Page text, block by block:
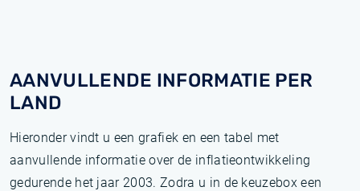
AANVULLENDE INFORMATIE PER
LAND
Hieronder vindt u een grafiek en een tabel met
aanvullende informatie over de inflatieontwikkeling
gedurende het jaar 2003. Zodra u in de keuzebox een